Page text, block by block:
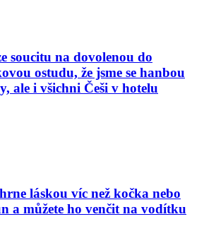
soucitu na dovolenou do
ostudu, že jsme se hanbou
ale i všichni Češi v hotelu
láskou víc než kočka nebo
a můžete ho venčit na vodítku